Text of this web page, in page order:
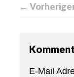
←
E-Mail